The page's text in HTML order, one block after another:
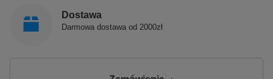
Dostawa
Darmowa dostawa od 2000zł